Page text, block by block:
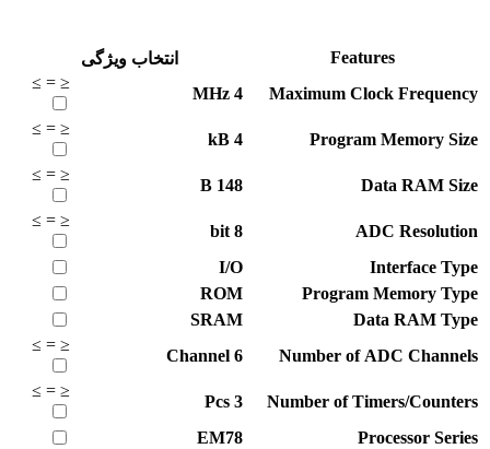
Features
انتخاب ویژگی
Maximum Clock Frequency
4
MHz
≤
=
≥
Program Memory Size
4
kB
≤
=
≥
Data RAM Size
148
B
≤
=
≥
ADC Resolution
8
bit
≤
=
≥
Interface Type
I/O
Program Memory Type
ROM
Data RAM Type
SRAM
Number of ADC Channels
6
Channel
≤
=
≥
Number of Timers/Counters
3
Pcs
≤
=
≥
Processor Series
EM78